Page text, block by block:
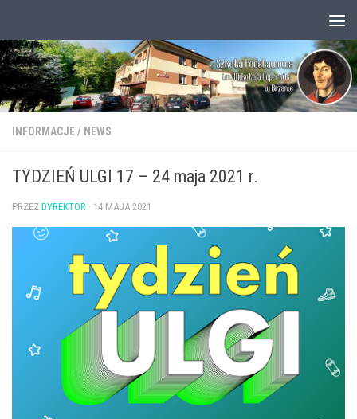
Otwórz pasek narzędzi
INFORMACJE/ NEWS
TYDZIEŃ ULGI 17 – 24 maja 2021 r.
PRZEZ DYREKTOR · 14 MAJA 2021